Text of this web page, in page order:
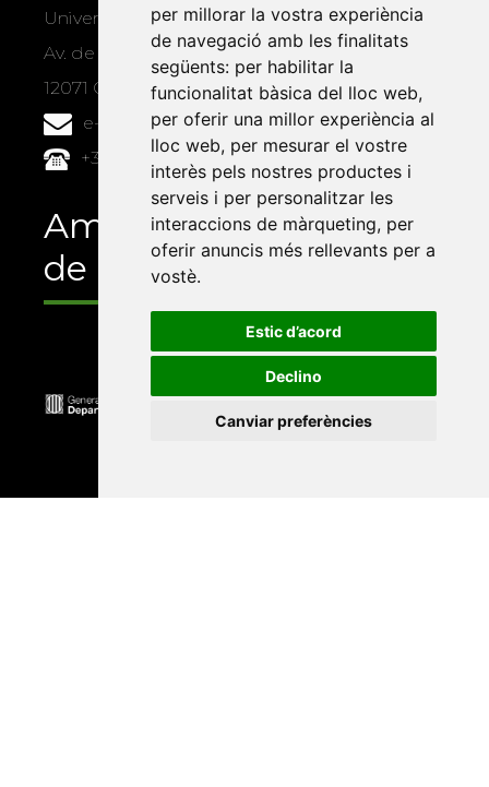
per millorar la vostra experiència
de navegació amb les finalitats
següents: per habilitar la
funcionalitat bàsica del lloc web,
per oferir una millor experiència al
lloc web, per mesurar el vostre
interès pels nostres productes i
serveis i per personalitzar les
interaccions de màrqueting, per
oferir anuncis més rellevants per a
vostè.
Estic d’acord
Declino
Canviar preferències
Universitat Jaume I, local 10
Av. de Vicent Sos Baynat, s/n
12071 Castelló de la Plana
e-buc@vives.org
+34 964 72 89 93
Amb el suport
de